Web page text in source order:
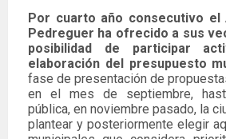
Por cuarto año consecutivo el
Pedreguer ha ofrecido a sus
posibilidad de participar
elaboración del presupuesto
fase de presentación de
en el mes de septiembre,
pública, en noviembre pasado, la
plantear y posteriormente elegir